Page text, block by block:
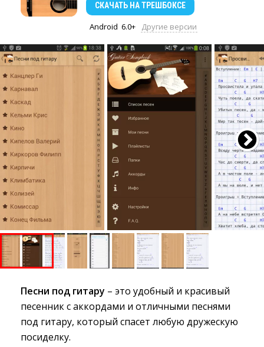
СКАЧАТЬ НА ТРЕШБОКСЕ
Android 6.0+ Другие версии
Песни под гитару – это удобный и красивый
песенник с аккордами и отличными песнями
под гитару, который спасет любую дружескую
посиделку.